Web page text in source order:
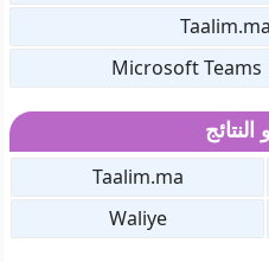
Taalim.ma
Waliye